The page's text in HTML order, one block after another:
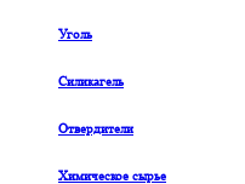
Уголь
Силикагель
Отвердители
Химическое сырье